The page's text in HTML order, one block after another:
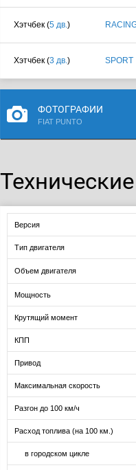
Хэтчбек (5 дв.)
Хэтчбек (3 дв.) SPORT
ФОТОГРАФИИ
FIAT PUNTO
Версия
Тип двигателя
Объем двигателя
Мощность
Крутящий момент
КПП
Привод
Максимальная скорость
Разгон до 100 км/ч
Расход топлива (на 100 км.)
в городском цикле